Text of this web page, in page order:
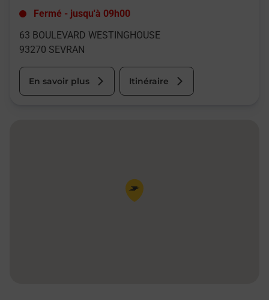
Fermé - jusqu'à 09h00
63 BOULEVARD WESTINGHOUSE
93270 SEVRAN
En savoir plus Itinéraire
Pin de la carte